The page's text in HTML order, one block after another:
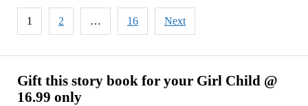
Gift this story book for your Girl Child @
16.99 only
Mahima
Chudu
Posts
pagination
1 2 … 16 Next